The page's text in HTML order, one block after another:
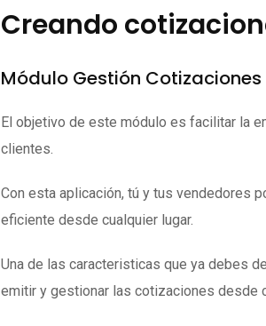
Creando
Módulo Gestión Cotizaciones
El objetivo de este módulo es facilitar la
clientes.
Con esta aplicación, tú y tus vendedores
eficiente desde cualquier lugar.
Una de las caracteristicas que ya debes
emitir y gestionar las cotizaciones desde